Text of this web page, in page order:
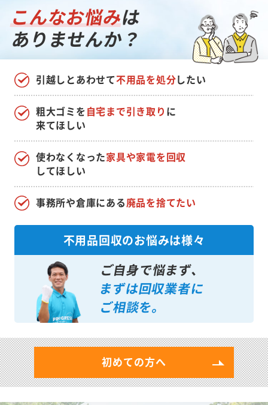
こんなお悩みは
ありませんか？
引越しとあわせて不用品を処分したい
使わなくなった家具や家電を回収
してほしい
粗大ゴミを自宅まで引き取り に
来てほしい
事務所や倉庫にある廃品を捨てたい
不用品回収のお悩みは様々
ご自身で悩まず、
まずは回収業者に
ご相談を。
初めての方へ